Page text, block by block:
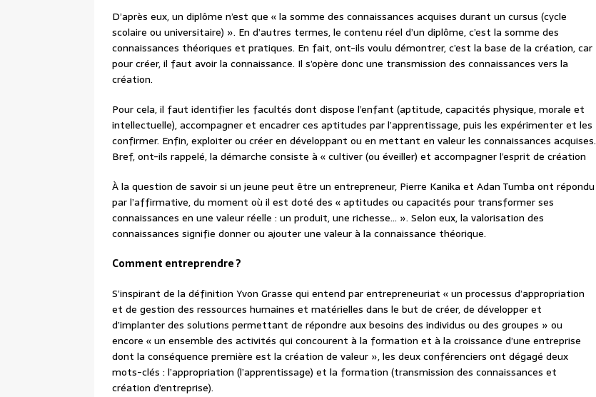
D’après eux, un diplôme n’est que « la somme des connaissances acquises durant un cursus (cycle
scolaire ou universitaire) ». En d’autres termes, le contenu réel d’un diplôme, c’est la somme des
connaissances théoriques et pratiques. En fait, ont-ils voulu démontrer, c’est la base de la création, car
pour créer, il faut avoir la connaissance. Il s’opère donc une transmission des connaissances vers la
création.
Pour cela, il faut identifier les facultés dont dispose l’enfant (aptitude, capacités physique, morale et
intellectuelle), accompagner et encadrer ces aptitudes par l’apprentissage, puis les expérimenter et les
confirmer. Enfin, exploiter ou créer en développant ou en mettant en valeur les connaissances acquises.
Bref, ont-ils rappelé, la démarche consiste à « cultiver (ou éveiller) et accompagner l’esprit de création
À la question de savoir si un jeune peut être un entrepreneur, Pierre Kanika et Adan Tumba ont répondu
par l’affirmative, du moment où il est doté des « aptitudes ou capacités pour transformer ses
connaissances en une valeur réelle : un produit, une richesse… ». Selon eux, la valorisation des
connaissances signifie donner ou ajouter une valeur à la connaissance théorique.
Comment entreprendre ?
S’inspirant de la définition Yvon Grasse qui entend par entrepreneuriat « un processus d’appropriation
et de gestion des ressources humaines et matérielles dans le but de créer, de développer et
d’implanter des solutions permettant de répondre aux besoins des individus ou des groupes » ou
encore « un ensemble des activités qui concourent à la formation et à la croissance d’une entreprise
dont la conséquence première est la création de valeur », les deux conférenciers ont dégagé deux
mots-clés : l’appropriation (l’apprentissage) et la formation (transmission des connaissances et
création d’entreprise).